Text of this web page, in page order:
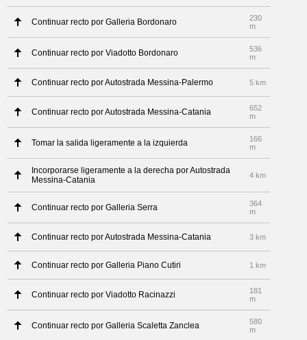
Continuar recto por Galleria Bordonaro
230
m
Continuar recto por Viadotto Bordonaro
536
m
Continuar recto por Autostrada Messina-Palermo 5 km
Continuar recto por Autostrada Messina-Catania
652
m
Tomar la salida ligeramente a la izquierda
166
m
Incorporarse ligeramente a la derecha por Autostrada
Messina-Catania
4 km
Continuar recto por Galleria Serra
364
m
Continuar recto por Autostrada Messina-Catania 3 km
Continuar recto por Galleria Piano Cutiri 1 km
Continuar recto por Viadotto Racinazzi
181
m
Continuar recto por Galleria Scaletta Zanclea
580
m